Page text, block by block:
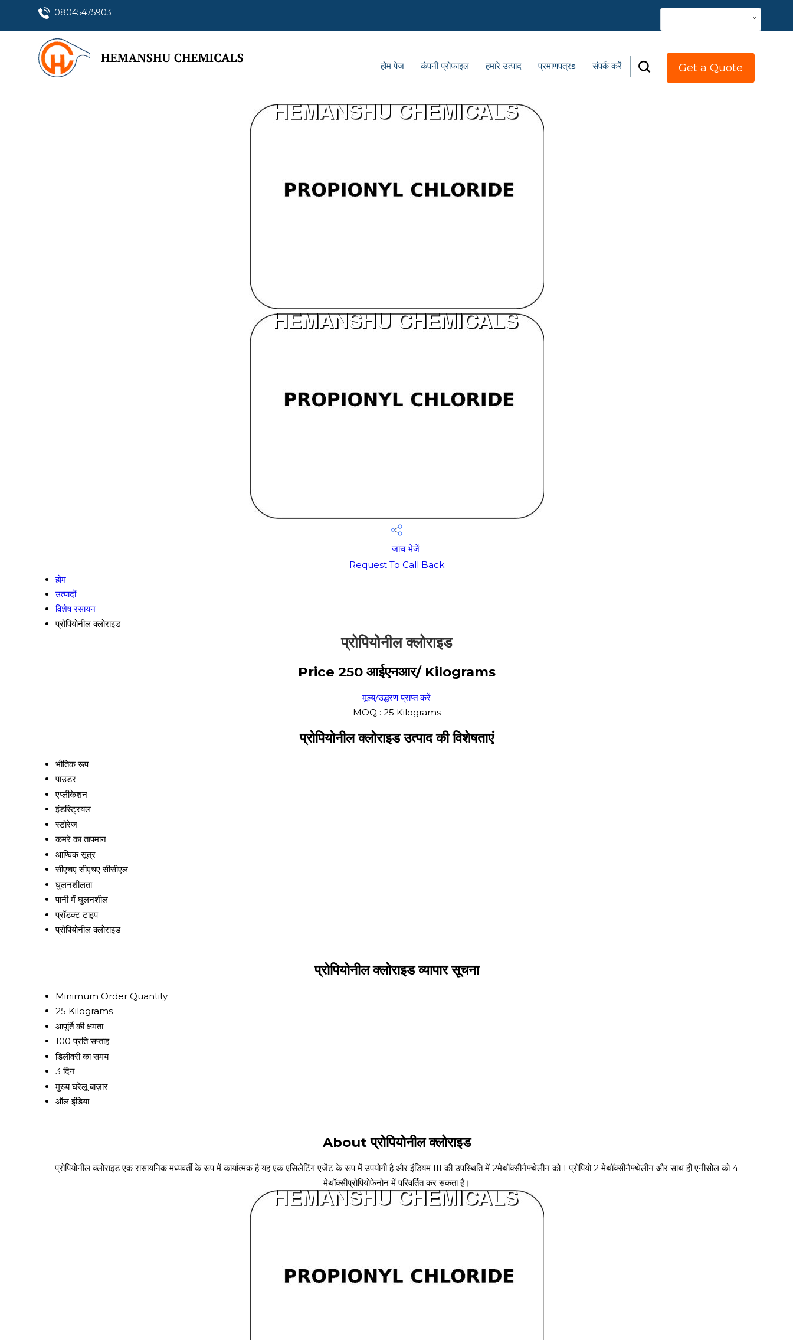
08045475903
होम पेज कंपनी प्रोफाइल हमारे उत्पाद प्रमाणपत्रs संपर्क करें Get a Quote
जांच भेजें
Request To Call Back
होम
उत्पादों
विशेष रसायन
प्रोपियोनील क्लोराइड
प्रोपियोनील क्लोराइड
Price 250 आईएनआर/ Kilograms
मूल्य/उद्धरण प्राप्त करें
MOQ : 25 Kilograms
प्रोपियोनील क्लोराइड उत्पाद की विशेषताएं
भौतिक रूप
पाउडर
एप्लीकेशन
इंडस्ट्रियल
स्टोरेज
कमरे का तापमान
आण्विक सूत्र
सीएचए सीएचए सीसीएल
घुलनशीलता
पानी में घुलनशील
प्रॉडक्ट टाइप
प्रोपियोनील क्लोराइड
प्रोपियोनील क्लोराइड व्यापार सूचना
Minimum Order Quantity
25 Kilograms
आपूर्ति की क्षमता
100 प्रति सप्ताह
डिलीवरी का समय
3 दिन
मुख्य घरेलू बाज़ार
ऑल इंडिया
About प्रोपियोनील क्लोराइड
प्रोपियोनील क्लोराइड एक रासायनिक मध्यवर्ती के रूप में कार्यात्मक है यह एक एसिलेटिंग एजेंट के रूप में उपयोगी है और इंडियम III की उपस्थिति में 2मेथॉक्सीनैफ्थेलीन को 1 प्रोपियो 2 मेथॉक्सीनैफ्थेलीन और साथ ही एनीसोल को 4
मेथॉक्सीप्रोपियोफेनोन में परिवर्तित कर सकता है।